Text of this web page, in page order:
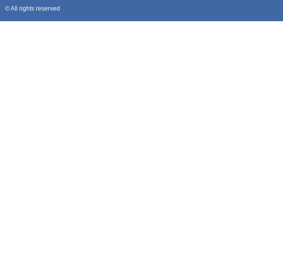
© All rights reserved